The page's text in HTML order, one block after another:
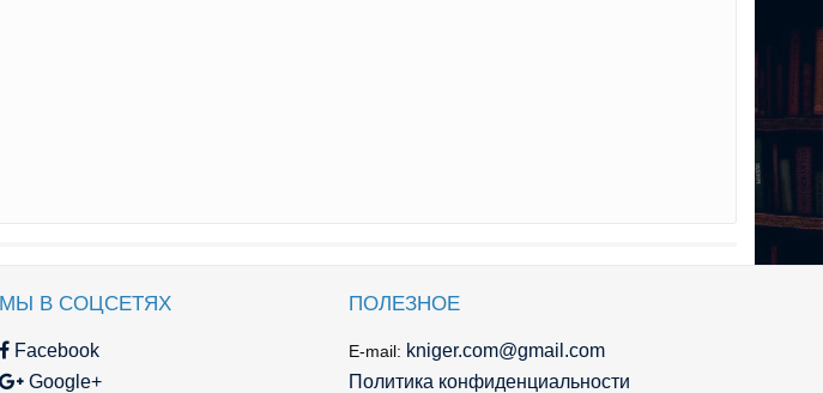
МЫ В СОЦСЕТЯХ
Facebook
Google+
ПОЛЕЗНОЕ
E-mail: kniger.com@gmail.com
Политика конфиденциальности